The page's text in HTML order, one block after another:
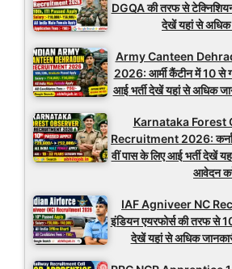
DGQA की तरफ से
देखें यहां से अधिक
Army Canteen
2026: आर्मी कैंटीन में 10 से
आई भर्ती देखें यहां से अधिक
Karnataka Forest
Recruitment 2026:
वीं पास के लिए आई भर्ती देखें
आवेदन
IAF Agniveer NC
इंडियन एयरफोर्स की तरफ से
देखें यहां से अधिक